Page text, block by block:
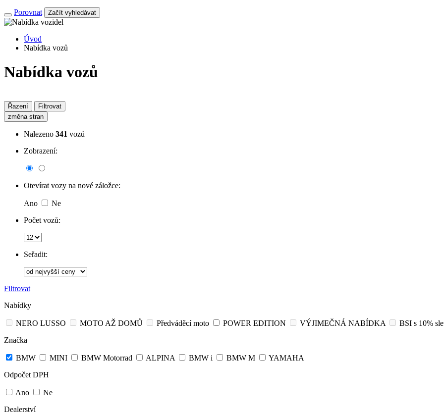
Porovnat Začít vyhledávat
Úvod
Nabídka vozů
Nabídka vozů
Řazení
Filtrovat
změna stran
Nalezeno 341 vozů
Zobrazení:
Otevírat vozy na nové záložce:
Ano
Ne
Počet vozů:
Seřadit:
Filtrovat
Nabídky
NERO LUSSO MOTO AŽ DOMŮ Předváděcí moto POWER EDITION VÝJIMEČNÁ NABÍDKA
BSI s 10%
Značka
BMW MINI BMW Motorrad ALPINA BMW i BMW M
YAMAHA
Odpočet DPH
Ano
Ne
Dealerství